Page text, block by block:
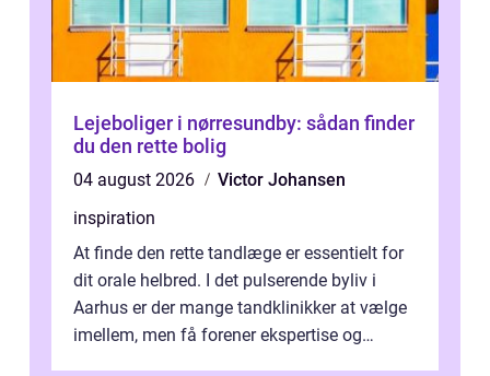
Lejeboliger i nørresundby: sådan finder
du den rette bolig
04 august 2026
Victor Johansen
inspiration
At finde den rette tandlæge er essentielt for
dit orale helbred. I det pulserende byliv i
Aarhus er der mange tandklinikker at vælge
imellem, men få forener ekspertise og